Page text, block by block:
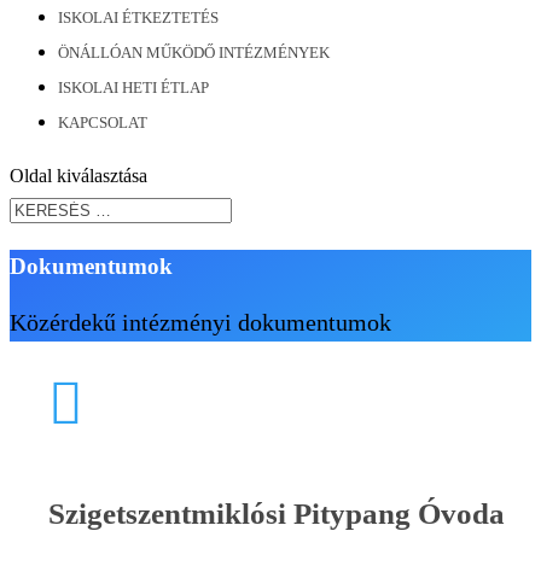
ISKOLAI ÉTKEZTETÉS
ÖNÁLLÓAN MŰKÖDŐ INTÉZMÉNYEK
ISKOLAI HETI ÉTLAP
KAPCSOLAT
Oldal kiválasztása
Dokumentumok
Közérdekű intézményi dokumentumok

Szigetszentmiklósi Pitypang Óvoda